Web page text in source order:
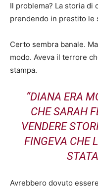
Il problema? La storia di
prendendo in prestito le
Certo sembra banale.
modo. Aveva il terrore
stampa.
“DIANA ERA
CHE SARAH
VENDERE
FINGEVA CHE
Avrebbero dovuto